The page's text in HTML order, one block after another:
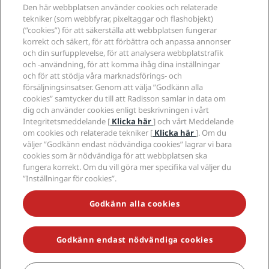
Radisson Hotels APP
Hotell godkända för sporter
Familjevänliga hotell
Hälsa och säkerhet
Radisson Hotel Group
Media
Jobberbjudanden RHG
Jobberbjudanden PPHE
Lediga jobb EHL
The Club by RHG
Utvecklingsmöjligheter
Ansvarsfullt företagande
Anskaffning
Juridiskt
Integritetscenter
Juridiskt meddelande
Radisson Rewards villkor
Webbplatsanvändningsavtal
Digital tillgänglighet
Uttalande om modernt slaveri
Hjälp
Meddelanden till konsumenter
Kontakt
Frågor och svar
Sidkarta
Sociala medier
Radisson Hotels varumärken
MISSA INTE VÅRA MEST POPULÄRA ERBJUDANDEN
© 2026 Radisson Hotel Group.Med ensamrätt. RHG Radisson Hotel
Group, Radisson, Radisson RED, Radisson Blu, Radisson Collection,
Radisson Individuals, Park Plaza, Park Inn, Country Inn & Suites, Prize by
Den här webbplatsen använder cookies och relaterade
tekniker (som webbfyrar, pixeltaggar och flashobjekt)
(”cookies”) för att säkerställa att webbplatsen fungerar
korrekt och säkert, för att förbättra och anpassa annonser
och din surfupplevelse, för att analysera webbplatstrafik
och -användning, för att komma ihåg dina inställningar
och för att stödja våra marknadsförings- och
försäljningsinsatser. Genom att välja ”Godkänn alla
cookies” samtycker du till att Radisson samlar in data om
dig och använder cookies enligt beskrivningen i vårt
Integritetsmeddelande [ Klicka här] och vårt Meddelande
om cookies och relaterade tekniker [ Klicka här]. Om du
väljer ”Godkänn endast nödvändiga cookies” lagrar vi bara
cookies som är nödvändiga för att webbplatsen ska
fungera korrekt. Om du vill göra mer specifika val väljer du
”Inställningar för cookies”.
Godkänn alla cookies
Godkänn endast nödvändiga cookies